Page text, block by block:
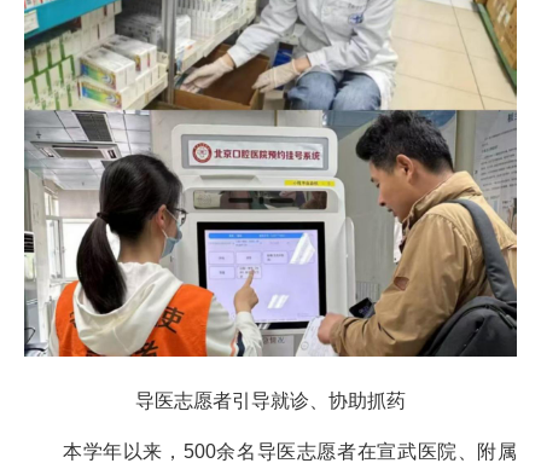
导医志愿者引导就诊、协助抓药
本学年以来，500余名导医志愿者在宣武医院、附属